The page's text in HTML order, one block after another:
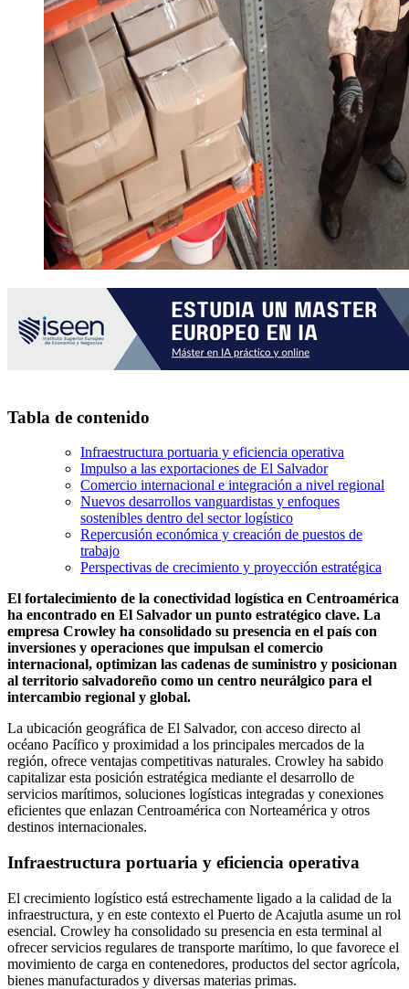
Tabla de contenido
Infraestructura portuaria y eficiencia operativa
Impulso a las exportaciones de El Salvador
Comercio internacional e integración a nivel regional
Nuevos desarrollos vanguardistas y enfoques
sostenibles dentro del sector logístico
Repercusión económica y creación de puestos de
trabajo
Perspectivas de crecimiento y proyección estratégica
El fortalecimiento de la conectividad logística en Centroamérica
ha encontrado en El Salvador un punto estratégico clave. La
empresa Crowley ha consolidado su presencia en el país con
inversiones y operaciones que impulsan el comercio
internacional, optimizan las cadenas de suministro y posicionan
al territorio salvadoreño como un centro neurálgico para el
intercambio regional y global.
La ubicación geográfica de El Salvador, con acceso directo al
océano Pacífico y proximidad a los principales mercados de la
región, ofrece ventajas competitivas naturales. Crowley ha sabido
capitalizar esta posición estratégica mediante el desarrollo de
servicios marítimos, soluciones logísticas integradas y conexiones
eficientes que enlazan Centroamérica con Norteamérica y otros
destinos internacionales.
Infraestructura portuaria y eficiencia operativa
El crecimiento logístico está estrechamente ligado a la calidad de la
infraestructura, y en este contexto el Puerto de Acajutla asume un rol
esencial. Crowley ha consolidado su presencia en esta terminal al
ofrecer servicios regulares de transporte marítimo, lo que favorece el
movimiento de carga en contenedores, productos del sector agrícola,
bienes manufacturados y diversas materias primas.